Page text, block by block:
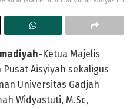
Ketua Majelis
Aisyiyah sekaligus
Universitas Gadjah
Widyastuti, M.Sc,